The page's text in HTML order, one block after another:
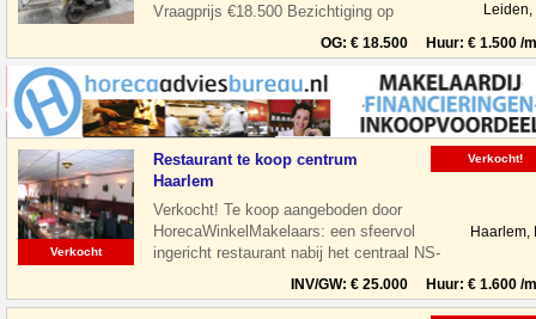
Vraagprijs €18.500 Bezichtiging op
afspraak Overname horeca zaak in leiden
Leiden,
OG: € 18.500 Huur: € 1.500 /
Verkocht
Restaurant te koop centrum
Haarlem
Verkocht! Te koop aangeboden door
HorecaWinkelMakelaars: een sfeervol
ingericht restaurant nabij het centraal NS-
Station te Haarlem. Het restaurant is
Haarlem,
INV/GW: € 25.000 Huur: € 1.600 /
Verkocht!